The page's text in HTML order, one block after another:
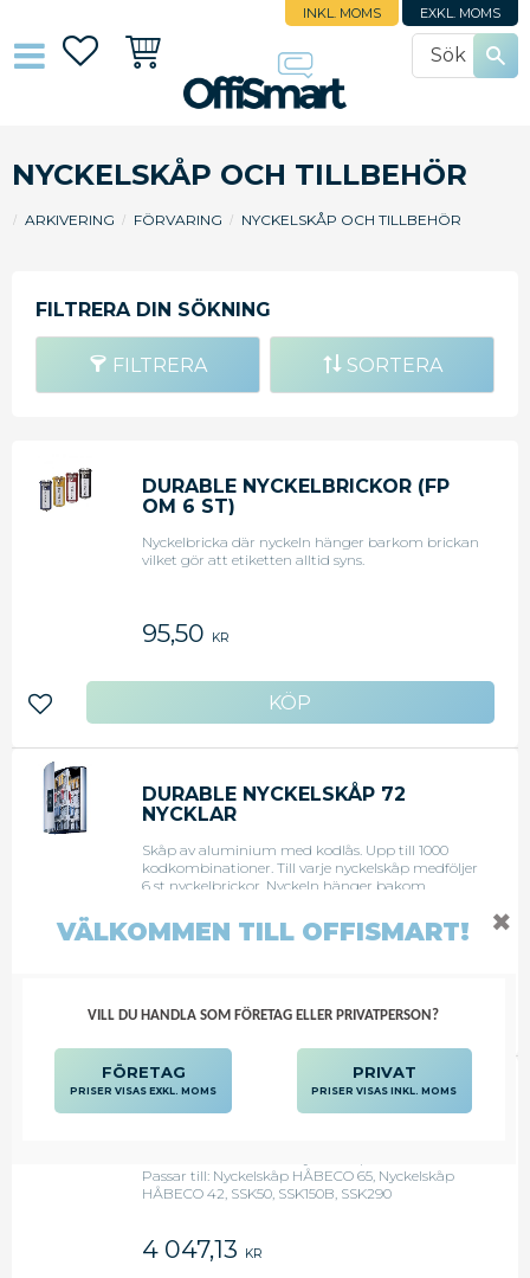
INKL. MOMS EXKL. MOMS
FavoriterKundvagn
NYCKELSKÅP OCH TILLBEHÖR
ARKIVERING FÖRVARING NYCKELSKÅP OCH TILLBEHÖR
FILTRERA SORTERA
DURABLE NYCKELBRICKOR (FP
OM 6 ST)
Nyckelbricka där nyckeln hänger barkom brickan
vilket gör att etiketten alltid syns.
95,50 KR
Lägg till i favoriter
DURABLE NYCKELSKÅP 72
NYCKLAR
Skåp av aluminium med kodlås. Upp till 1000
kodkombinationer. Till varje nyckelskåp medföljer
6 st nyckelbrickor. Nyckeln hänger bakom
Innehållsförteckning på insidan av dörren gör det
lätt att hitta rätt nyckel. Inkl. skruvar och plugg
4 046,88 KR
Lägg till i favoriter
KODLÅS ELEKT. T/HÅBECO
Passar till: Nyckelskåp HÅBECO 65, Nyckelskåp
HÅBECO 42, SSK50, SSK150B, SSK290
4 047,13 KR
VÄLKOMMEN TILL OFFISMART!
VILL DU HANDLA SOM FÖRETAG ELLER PRIVATPERSON?
FÖRETAG
PRISER VISAS EXKL. MOMS
PRIVAT
PRISER VISAS INKL. MOMS
✖